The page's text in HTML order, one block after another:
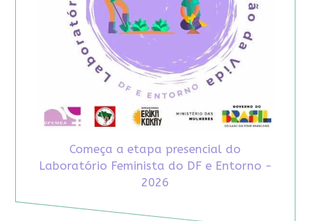
Começa a etapa presencial do
Laboratório Feminista do DF e Entorno -
2026